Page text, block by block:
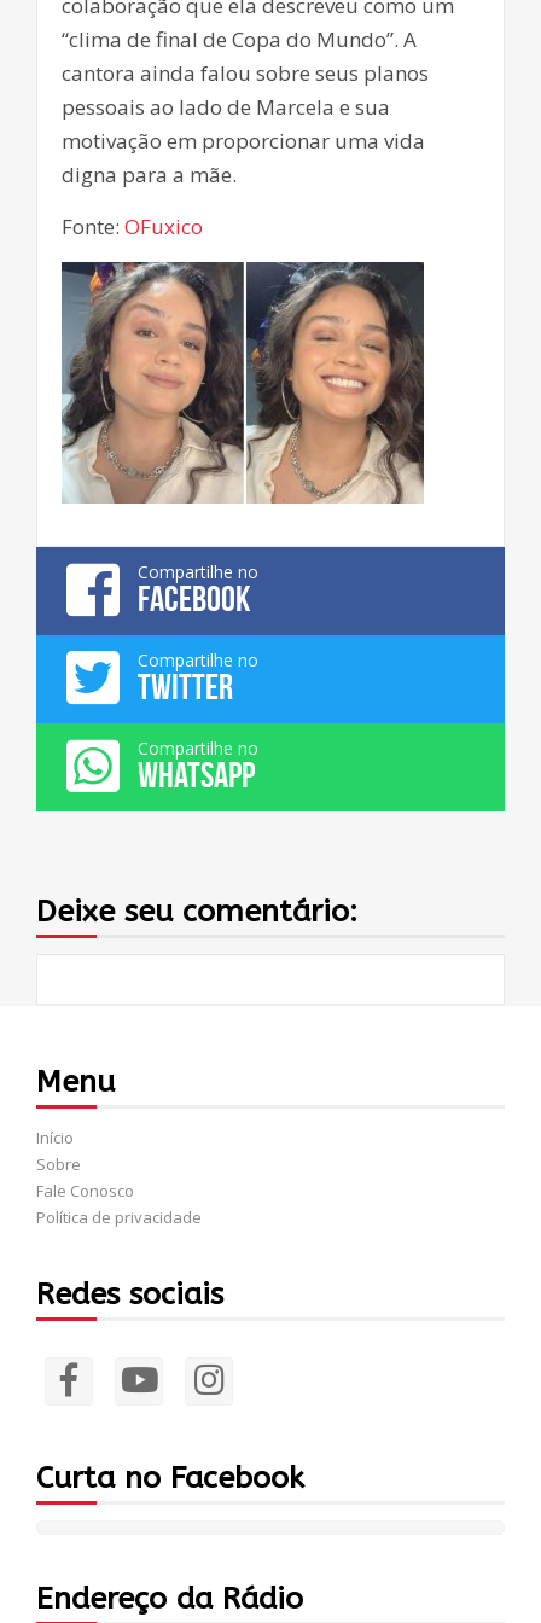
colaboração que ela descreveu como um
“clima de final de Copa do Mundo”. A
cantora ainda falou sobre seus planos
pessoais ao lado de Marcela e sua
motivação em proporcionar uma vida
digna para a mãe.
Fonte: OFuxico
Compartilhe no
FACEBOOK
Compartilhe no
TWITTER
Compartilhe no
WHATSAPP
Deixe seu comentário:
Menu
Início
Sobre
Fale Conosco
Política de privacidade
Redes sociais
Curta no Facebook
Endereço da Rádio